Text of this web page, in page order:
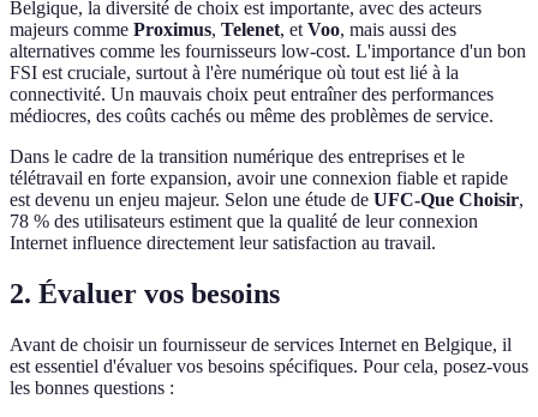
Belgique, la diversité de choix est importante, avec des acteurs
majeurs comme Proximus, Telenet, etVoo, mais aussi des
alternatives comme les fournisseurs low-cost. L'importance d'un bon
FSI est cruciale, surtout à l'ère numérique où tout est lié à la
connectivité. Un mauvais choix peut entraîner des performances
médiocres, des coûts cachés ou même des problèmes de service.
Dans le cadre de la transition numérique des entreprises et le
télétravail en forte expansion, avoir une connexion fiable et rapide
est devenu un enjeu majeur. Selon une étude de UFC-Que Choisir,
78 % des utilisateurs estiment que la qualité de leur connexion
Internet influence directement leur satisfaction au travail.
2. Évaluer vos besoins
Avant de choisir un fournisseur de services Internet en Belgique, il
est essentiel d'évaluer vos besoins spécifiques. Pour cela, posez-vous
les bonnes questions :